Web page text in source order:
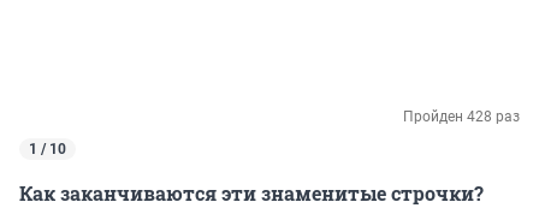
Пройден 428 раз
1 / 10
Как заканчиваются эти знаменитые строчки?